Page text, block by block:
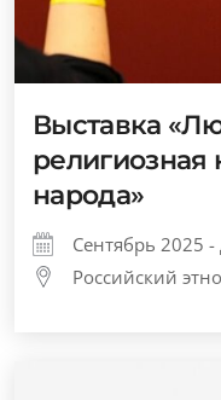
Выставка
религиозная
народа»
Сентябрь 2025
Российский